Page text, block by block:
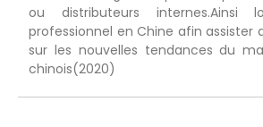
ou distributeurs internes.Ainsi
professionnel en Chine afin assister
sur les nouvelles tendances du
chinois(2020)